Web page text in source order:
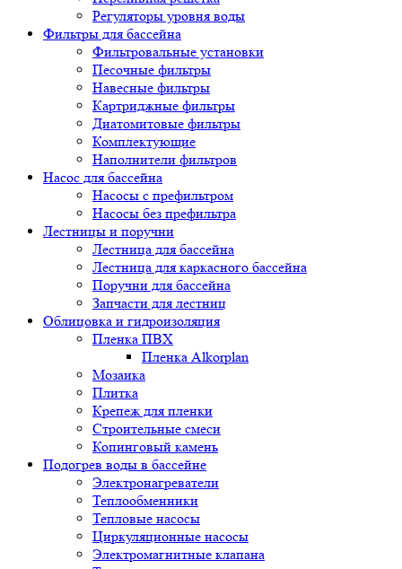
Регуляторы уровня воды
Фильтры для бассейна
Фильтровальные установки
Песочные фильтры
Навесные фильтры
Картриджные фильтры
Диатомитовые фильтры
Комплектующие
Наполнители фильтров
Насос для бассейна
Насосы с префильтром
Насосы без префильтра
Лестницы и поручни
Лестница для бассейна
Лестница для каркасного бассейна
Поручни для бассейна
Запчасти для лестниц
Облицовка и гидроизоляция
Пленка ПВХ
Пленка Alkorplan
Мозаика
Плитка
Крепеж для пленки
Строительные смеси
Копинговый камень
Подогрев воды в бассейне
Электронагреватели
Теплообменники
Тепловые насосы
Циркуляционные насосы
Электромагнитные клапана